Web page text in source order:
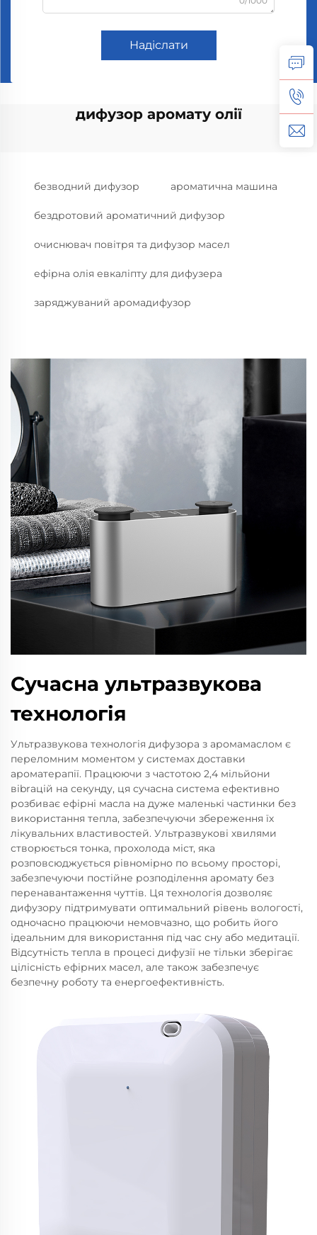
Надіслати
дифузор аромату олії
безводний дифузор ароматична машина
бездротовий ароматичний дифузор
очиснювач повітря та дифузор масел
ефірна олія евкаліпту для дифузера
заряджуваний аромадифузор
Сучасна ультразвукова
технологія
Ультразвукова технологія дифузора з аромамаслом є
переломним моментом у системах доставки
ароматерапії. Працюючи з частотою 2,4 мільйони
вibrацій на секунду, ця сучасна система ефективно
розбиває ефірні масла на дуже маленькі частинки без
використання тепла, забезпечуючи збереження їх
лікувальних властивостей. Ультразвукові хвилями
створюється тонка, прохолода міст, яка
розповсюджується рівномірно по всьому просторі,
забезпечуючи постійне розподілення аромату без
перенавантаження чуттів. Ця технологія дозволяє
дифузору підтримувати оптимальний рівень вологості,
одночасно працюючи немовчазно, що робить його
ідеальним для використання під час сну або медитації.
Відсутність тепла в процесі дифузії не тільки зберігає
цілісність ефірних масел, але також забезпечує
безпечну роботу та енергоефективність.